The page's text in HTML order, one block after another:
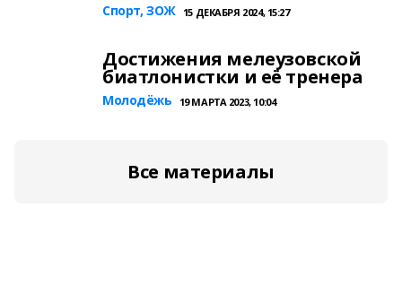
Спорт, ЗОЖ 15 ДЕКАБРЯ 2024, 15:27
Достижения мелеузовской
биатлонистки и её тренера
Молодёжь 19 МАРТА 2023, 10:04
Все материалы